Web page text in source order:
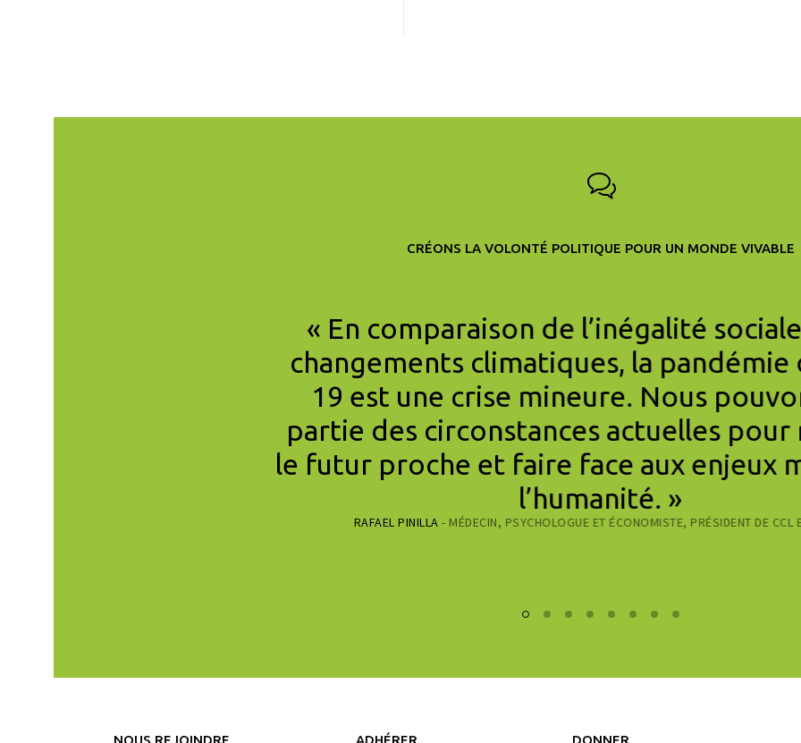
CRÉONS LA VOLONTÉ POLITIQUE POUR UN MONDE VIVABLE
« En comparaison de l’inégalité
changements climatiques, la pandémie
19 est une crise mineure. Nous
partie des circonstances actuelles pour
le futur proche et faire face aux enjeux
l’humanité. »
RAFAEL PINILLA - MÉDECIN, PSYCHOLOGUE ET ÉCONOMISTE, PRÉSIDENT DE CCL
NOUS REJOINDRE ADHÉRER DONNER